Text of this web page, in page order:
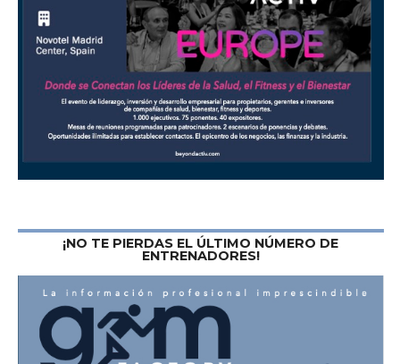
¡NO TE PIERDAS EL ÚLTIMO NÚMERO DE
ENTRENADORES!